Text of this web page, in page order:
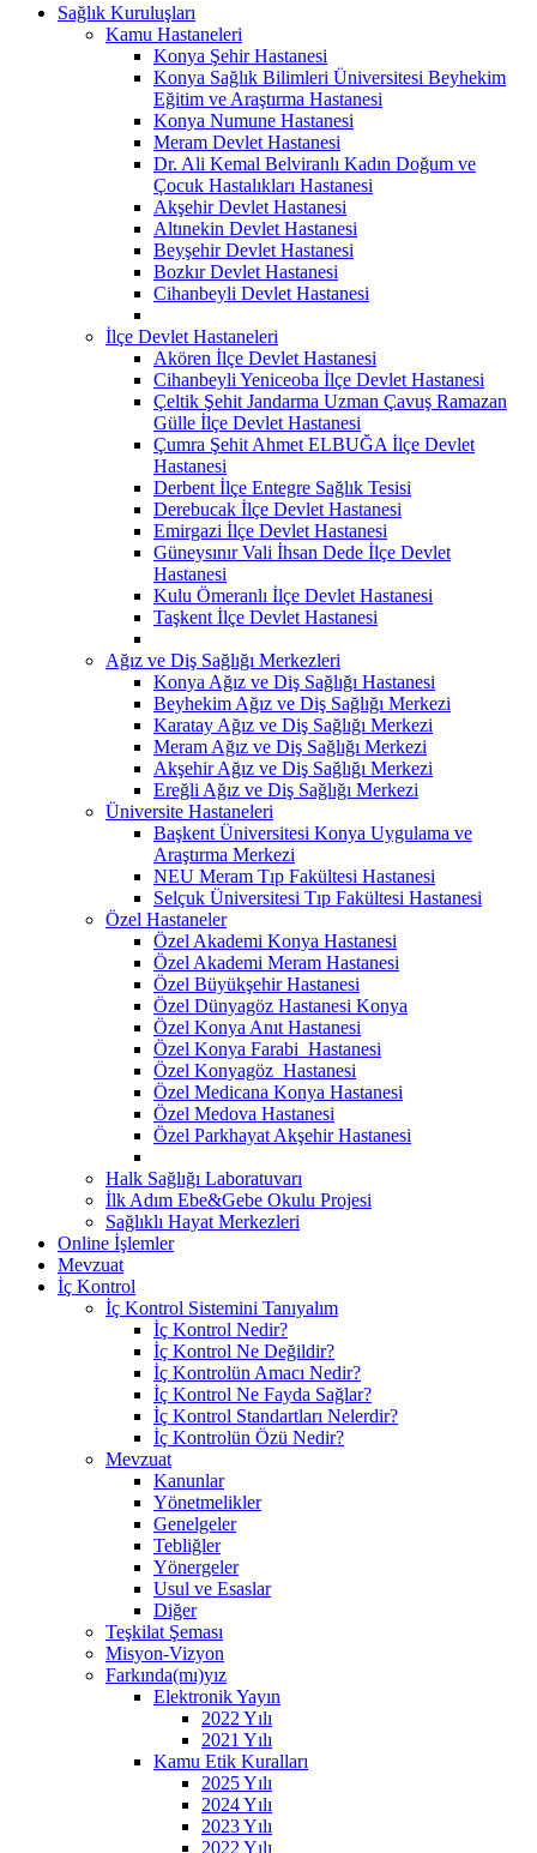
Sağlık Kuruluşları
Kamu Hastaneleri
Konya Şehir Hastanesi
Konya Sağlık Bilimleri Üniversitesi Beyhekim
Eğitim ve Araştırma Hastanesi
Konya Numune Hastanesi
Meram Devlet Hastanesi
Dr. Ali Kemal Belviranlı Kadın Doğum ve
Çocuk Hastalıkları Hastanesi
Akşehir Devlet Hastanesi
Altınekin Devlet Hastanesi
Beyşehir Devlet Hastanesi
Bozkır Devlet Hastanesi
Cihanbeyli Devlet Hastanesi
İlçe Devlet Hastaneleri
Akören İlçe Devlet Hastanesi
Cihanbeyli Yeniceoba İlçe Devlet Hastanesi
Çeltik Şehit Jandarma Uzman Çavuş Ramazan
Gülle İlçe Devlet Hastanesi
Çumra Şehit Ahmet ELBUĞA İlçe Devlet
Hastanesi
Derbent İlçe Entegre Sağlık Tesisi
Derebucak İlçe Devlet Hastanesi
Emirgazi İlçe Devlet Hastanesi
Güneysınır Vali İhsan Dede İlçe Devlet
Hastanesi
Kulu Ömeranlı İlçe Devlet Hastanesi
Taşkent İlçe Devlet Hastanesi
Ağız ve Diş Sağlığı Merkezleri
Konya Ağız ve Diş Sağlığı Hastanesi
Beyhekim Ağız ve Diş Sağlığı Merkezi
Karatay Ağız ve Diş Sağlığı Merkezi
Meram Ağız ve Diş Sağlığı Merkezi
Akşehir Ağız ve Diş Sağlığı Merkezi
Ereğli Ağız ve Diş Sağlığı Merkezi
Üniversite Hastaneleri
Başkent Üniversitesi Konya Uygulama ve
Araştırma Merkezi
NEU Meram Tıp Fakültesi Hastanesi
Selçuk Üniversitesi Tıp Fakültesi Hastanesi
Özel Hastaneler
Özel Akademi Konya Hastanesi
Özel Akademi Meram Hastanesi
Özel Büyükşehir Hastanesi
Özel Dünyagöz Hastanesi Konya
Özel Konya Anıt Hastanesi
Özel Konya Farabi Hastanesi
Özel Konyagöz Hastanesi
Özel Medicana Konya Hastanesi
Özel Medova Hastanesi
Özel Parkhayat Akşehir Hastanesi
Halk Sağlığı Laboratuvarı
İlk Adım Ebe&Gebe Okulu Projesi
Sağlıklı Hayat Merkezleri
Online İşlemler
Mevzuat
İç Kontrol
İç Kontrol Sistemini Tanıyalım
İç Kontrol Nedir?
İç Kontrol Ne Değildir?
İç Kontrolün Amacı Nedir?
İç Kontrol Ne Fayda Sağlar?
İç Kontrol Standartları Nelerdir?
İç Kontrolün Özü Nedir?
Mevzuat
Kanunlar
Yönetmelikler
Genelgeler
Tebliğler
Yönergeler
Usul ve Esaslar
Diğer
Teşkilat Şeması
Misyon-Vizyon
Farkında(mı)yız
Elektronik Yayın
2022 Yılı
2021 Yılı
Kamu Etik Kuralları
2025 Yılı
2024 Yılı
2023 Yılı
2022 Yılı